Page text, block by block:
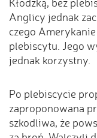
Anglicy jednak
czego
plebiscytu. Jego
jednak korzystny.
Po plebiscycie
zaproponowana
szkodliwa, że